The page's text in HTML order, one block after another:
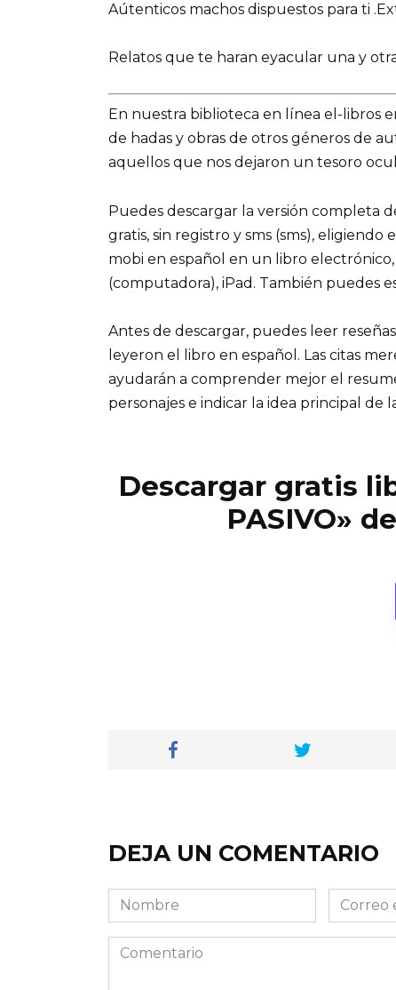
Aútenticos machos dispuestos para ti
Relatos que te haran eyacular una y
En nuestra biblioteca en línea el-libros
de hadas y obras de otros géneros de
aquellos que nos dejaron un tesoro
Puedes descargar la versión completa
gratis, sin registro y sms (sms),
mobi en español en un libro
(computadora), iPad. También puedes
Antes de descargar, puedes leer
leyeron el libro en español. Las citas
ayudarán a comprender mejor el
personajes e indicar la idea principal de
Descargar gratis
PASIVO»
DEJA UN COMENTARIO
Nombre
Correo
Comentario